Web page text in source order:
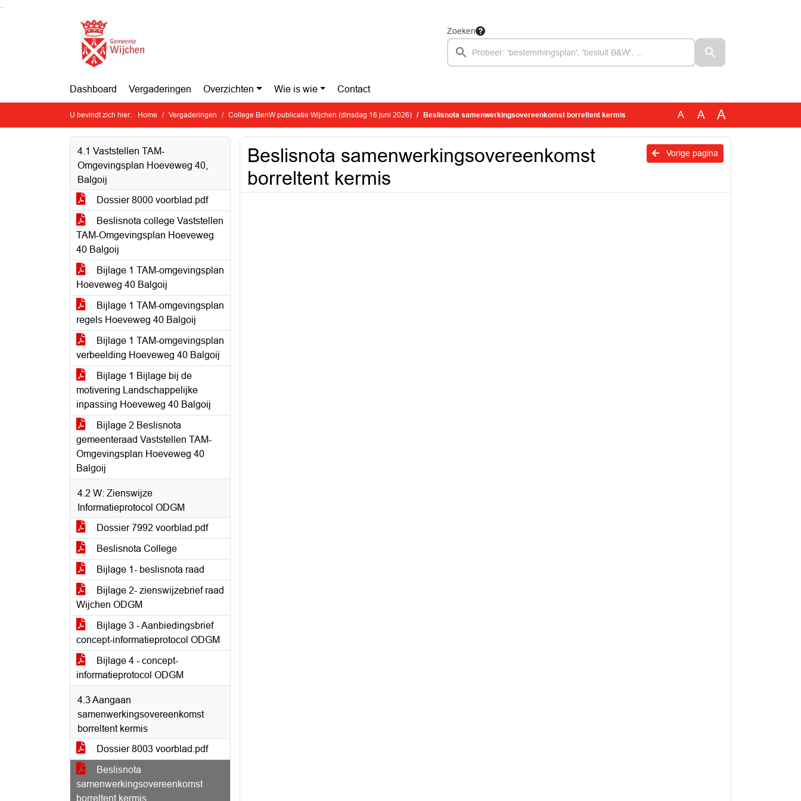
Ga naar de inhoud van deze pagina
Zoeken
Dashboard Vergaderingen Overzichten Wie is wie Contact
U bevindt zich hier: Home Vergaderingen College BenW publicatie Wijchen (dinsdag 16 juni 2026) Beslisnota samenwerkingsovereenkomst borreltent kermis A A A
4.1 Vaststellen TAM-
Omgevingsplan Hoeveweg 40,
Balgoij
Dossier 8000 voorblad.pdf
Beslisnota college Vaststellen
TAM-Omgevingsplan Hoeveweg
40 Balgoij
Bijlage 1 TAM-omgevingsplan
Hoeveweg 40 Balgoij
Bijlage 1 TAM-omgevingsplan
regels Hoeveweg 40 Balgoij
Bijlage 1 TAM-omgevingsplan
verbeelding Hoeveweg 40 Balgoij
Bijlage 1 Bijlage bij de
motivering Landschappelijke
inpassing Hoeveweg 40 Balgoij
Bijlage 2 Beslisnota
gemeenteraad Vaststellen TAM-
Omgevingsplan Hoeveweg 40
Balgoij
4.2 W: Zienswijze
Informatieprotocol ODGM
Dossier 7992 voorblad.pdf
Beslisnota College
Bijlage 1- beslisnota raad
Bijlage 2- zienswijzebrief raad
Wijchen ODGM
Bijlage 3 - Aanbiedingsbrief
concept-informatieprotocol ODGM
Bijlage 4 - concept-
informatieprotocol ODGM
4.3 Aangaan
samenwerkingsovereenkomst
borreltent kermis
Dossier 8003 voorblad.pdf
Beslisnota
samenwerkingsovereenkomst
borreltent kermis
Vorige pagina
Beslisnota samenwerkingsovereenkomst
borreltent kermis